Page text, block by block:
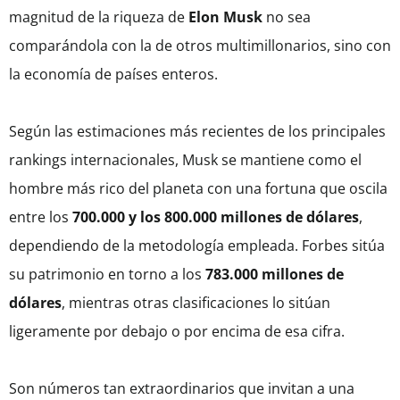
magnitud de la riqueza de Elon Musk no sea
comparándola con la de otros multimillonarios, sino con
la economía de países enteros.
Según las estimaciones más recientes de los principales
rankings internacionales, Musk se mantiene como el
hombre más rico del planeta con una fortuna que oscila
entre los 700.000 y los 800.000 millones de dólares,
dependiendo de la metodología empleada. Forbes sitúa
su patrimonio en torno a los 783.000 millones de
dólares, mientras otras clasificaciones lo sitúan
ligeramente por debajo o por encima de esa cifra.
Son números tan extraordinarios que invitan a una